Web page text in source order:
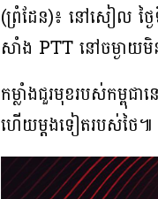
(ព្រំដែន)៖ នៅសៀល ថ្ងៃ
សាំង PTT នៅចម្ងាយមិ
កម្លាំងជួរមុខរបស់កម្ពុជ
ហើយម្ដងទៀតរបស់ថៃ៕